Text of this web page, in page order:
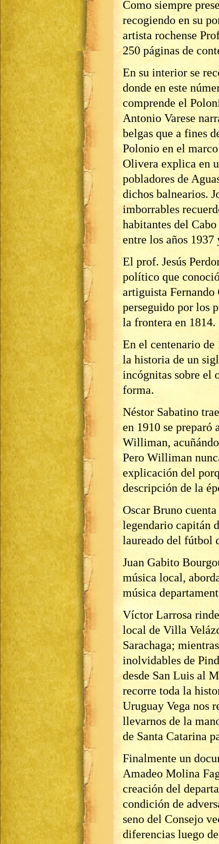
Como siempre
recogiendo en su
artista rochense
250 páginas de
En su interior se
donde en este
comprende el
Antonio Varese
belgas que a fines
Polonio en el
Olivera explica en
pobladores de
dichos balnearios.
imborrables
habitantes del
entre los años 1937
El prof. Jesús
político que
artiguista Fernando
perseguido por los
la frontera en 1814.
En el centenario
la historia de un
incógnitas sobre el
forma.
Néstor Sabatino
en 1910 se preparó
Williman,
Pero Williman
explicación del
descripción de la
Oscar Bruno
legendario capitán
laureado del fútbol
Juan Gabito
música local,
música
Víctor Larrosa
local de Villa
Sarachaga;
inolvidables de
desde San Luis al
recorre toda la
Uruguay Vega nos
llevarnos de la
de Santa Catarina
Finalmente un
Amadeo Molina
creación del
condición de
seno del Consejo
diferencias luego